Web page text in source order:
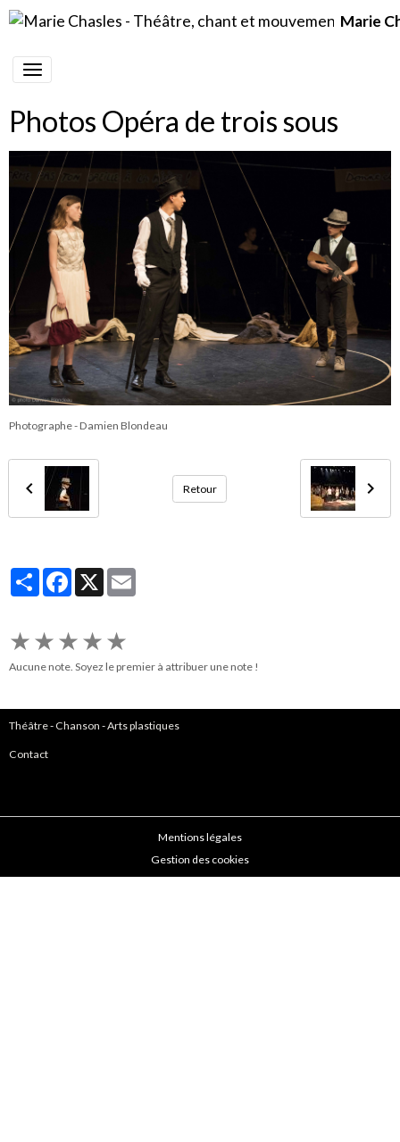
Marie
Photos Opéra de trois sous
Photographe - Damien Blondeau
Retour
PartagerFacebook
X
★★★★★
Aucune note. Soyez le premier à attribuer une note !
Théâtre-Chanson -Arts plastiques
Contact
Mentions légales
Gestion des cookies